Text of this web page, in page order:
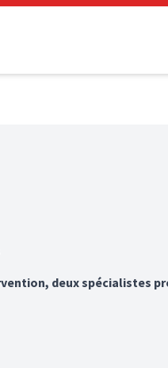
deux spécialistes